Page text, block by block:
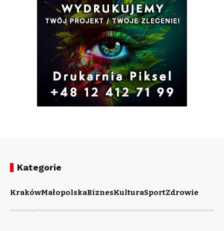
Kategorie
KrakówMałopolskaBiznesKulturaSportZdrowie